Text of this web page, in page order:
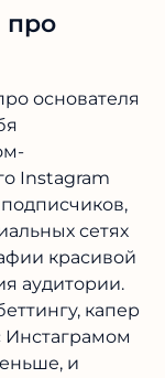
про
основателя
Instagram
сетях
красивой
аудитории.
капер
Инстаграмом
и